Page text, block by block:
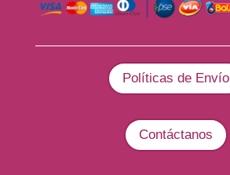
Políticas de Envío
Contáctanos